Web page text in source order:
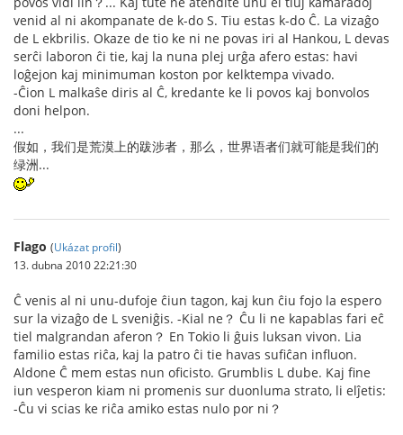
venid al ni akompanate de k-do S. Tiu estas k-do Ĉ. La vizaĝo
de L ekbrilis. Okaze de tio ke ni ne povas iri al Hankou, L devas
serĉi laboron ĉi tie, kaj la nuna plej urĝa afero estas: havi
loĝejon kaj minimuman koston por kelktempa vivado.
-Ĉion L malkaŝe diris al Ĉ, kredante ke li povos kaj bonvolos
doni helpon.
...
假如，我们是荒漠上的跋涉者，那么，世界语者们就可能是我们的
绿洲...
Flago (Ukázat profil)
13. dubna 2010 22:21:30
Ĉ venis al ni unu-dufoje ĉiun tagon, kaj kun ĉiu fojo la espero
sur la vizaĝo de L sveniĝis. -Kial ne？ Ĉu li ne kapablas fari eĉ
tiel malgrandan aferon？ En Tokio li ĝuis luksan vivon. Lia
familio estas riĉa, kaj la patro ĉi tie havas sufiĉan influon.
Aldone Ĉ mem estas nun oficisto. Grumblis L dube. Kaj fine
iun vesperon kiam ni promenis sur duonluma strato, li elĵetis:
-Ĉu vi scias ke riĉa amiko estas nulo por ni？